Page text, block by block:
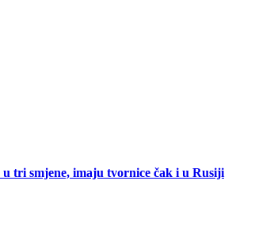
tri smjene, imaju tvornice čak i u Rusiji